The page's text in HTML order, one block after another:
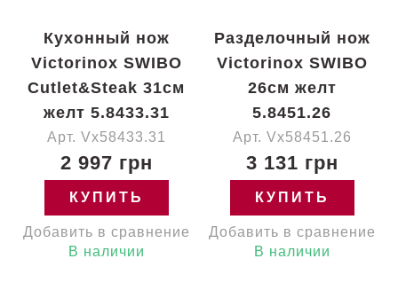
Кухонный нож
Victorinox SWIBO
Cutlet&Steak 31см
желт 5.8433.31
Арт. Vx58433.31
2 997 грн
КУПИТЬ
Добавить в сравнение
В наличии
Разделочный нож
Victorinox SWIBO
26см желт
5.8451.26
Арт. Vx58451.26
3 131 грн
КУПИТЬ
Добавить в сравнение
В наличии